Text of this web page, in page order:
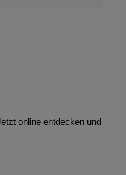
online entdecken und